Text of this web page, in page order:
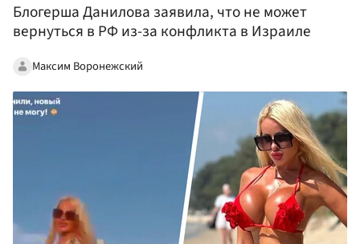
Блогерша Данилова заявила, что не может
вернуться в РФ из-за конфликта в Израиле
Максим Воронежский